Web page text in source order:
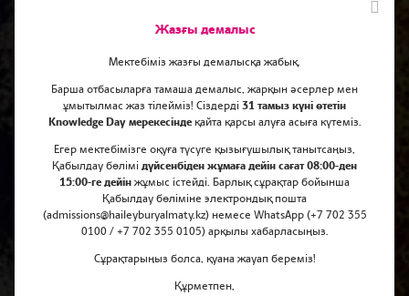
Тұрақты даму мақсаттарын
Жазғы демалыс
Мектебіміз жазғы демалысқа жабық.
Барша отбасыларға тамаша демалыс, жарқын әсерлер мен
ұмытылмас жаз тілейміз! Сіздерді 31 тамыз күні өтетін
Knowledge Day мерекесіндеқайта қарсы алуға асыға күтеміз.
Егер мектебімізге оқуға түсуге қызығушылық танытсаңыз,
Қабылдау бөлімі дүйсенбіден жұмаға дейін сағат 08:00-ден
15:00-ге дейін жұмыс істейді. Барлық сұрақтар бойынша
Қабылдау бөліміне электрондық пошта
(admissions@haileyburyalmaty.kz) немесе WhatsApp (+7 702 355
0100 / +7 702 355 0105) арқылы хабарласыңыз.
Сұрақтарыңыз болса, қуана жауап береміз!
Құрметпен,